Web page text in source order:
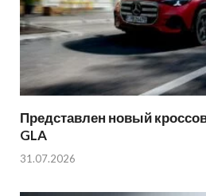
Представлен новый
GLA
31.07.2026